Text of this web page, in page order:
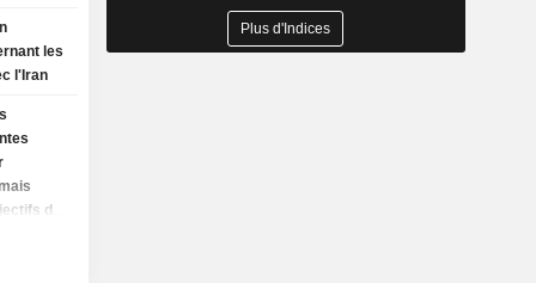
les
l'Iran
de
Plus d'Indices